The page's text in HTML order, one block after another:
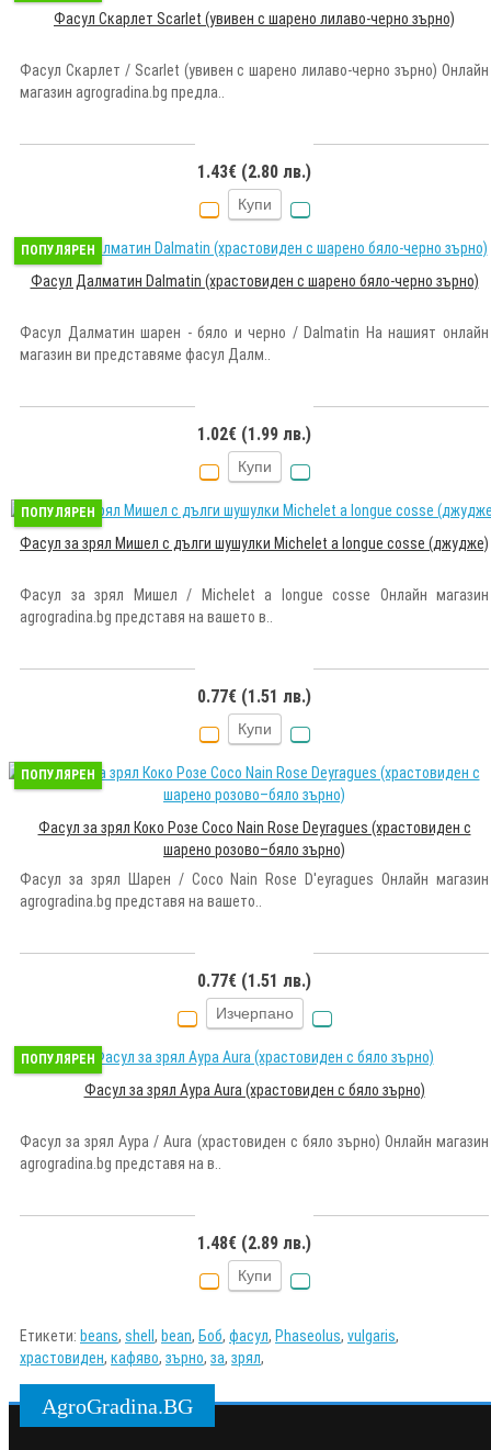
Фасул Скарлет Scarlet (увивен с шарено лилаво-черно зърно)
Фасул Скарлет / Scarlet (увивен с шарено лилаво-черно зърно) Онлайн
магазин agrogradina.bg предла..
1.43€ (2.80 лв.)
Купи
ПОПУЛЯРЕН
Фасул Далматин Dalmatin (храстовиден с шарено бяло-черно зърно)
Фасул Далматин шарен - бяло и черно / Dalmatin На нашият онлайн
магазин ви представяме фасул Далм..
1.02€ (1.99 лв.)
Купи
ПОПУЛЯРЕН
Фасул за зрял Мишел с дълги шушулки Michelet a longue cosse (джудже)
Фасул за зрял Мишел / Michelet a longue cosse Онлайн магазин
agrogradina.bg представя на вашето в..
0.77€ (1.51 лв.)
Купи
ПОПУЛЯРЕН
Фасул за зрял Коко Розе Coco Nain Rose Deyragues (храстовиден с
шарено розово–бяло зърно)
Фасул за зрял Шарен / Coco Nain Rose D'eyragues Онлайн магазин
agrogradina.bg представя на вашето..
0.77€ (1.51 лв.)
Изчерпано
ПОПУЛЯРЕН
Фасул за зрял Аура Aura (храстовиден с бяло зърно)
Фасул за зрял Аура / Aura (храстовиден с бяло зърно) Онлайн магазин
agrogradina.bg представя на в..
1.48€ (2.89 лв.)
Купи
Етикети: beans, shell , bean, Боб, фасул, Phaseolus, vulgaris,
храстовиден, кафяво, зърно, за, зрял,
AgroGradina.BG